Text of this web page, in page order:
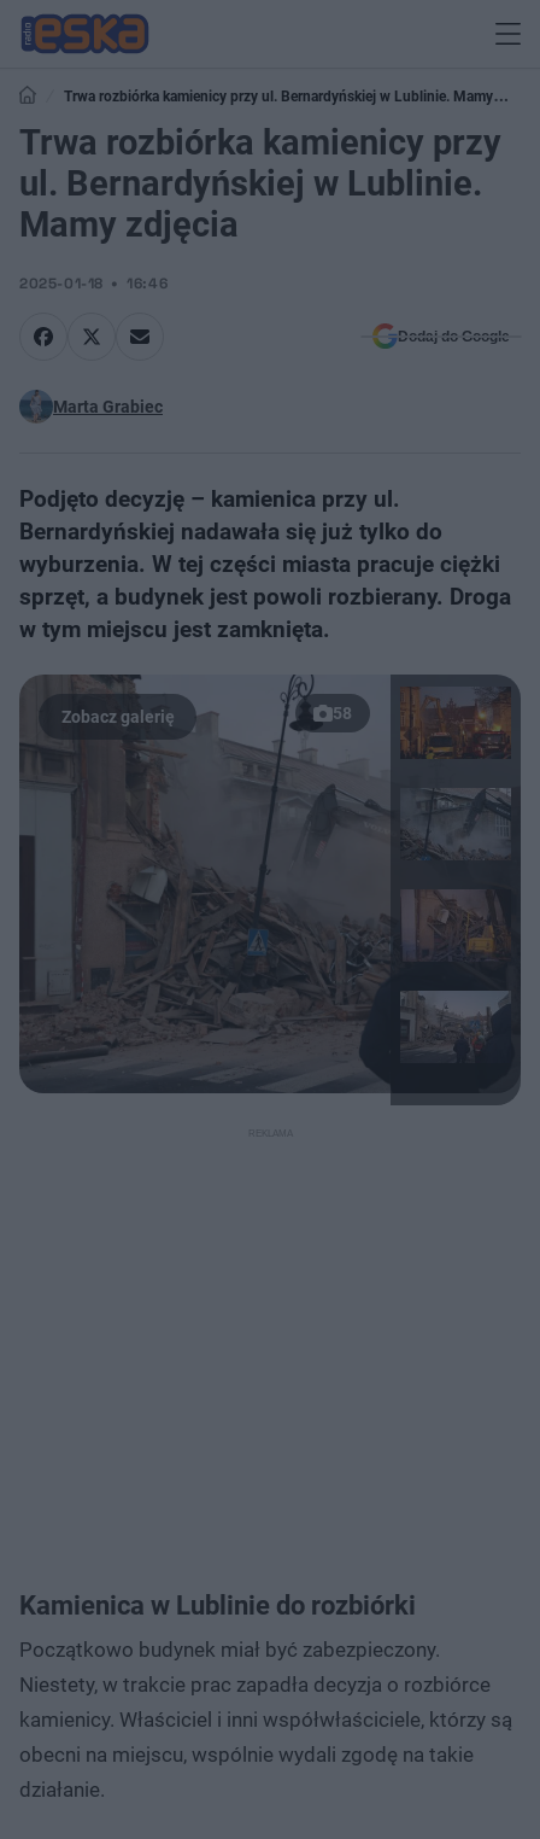
Trwa rozbiórka kamienicy przy ul. Bernardyńskiej w Lublinie. Mamy
zdjęcia
Trwa rozbiórka kamienicy przy
ul. Bernardyńskiej w Lublinie.
Mamy zdjęcia
2025-01-18 16:46
Dodaj do Google
Marta Grabiec
Podjęto decyzję – kamienica przy ul.
Bernardyńskiej nadawała się już tylko do
wyburzenia. W tej części miasta pracuje ciężki
sprzęt, a budynek jest powoli rozbierany. Droga
w tym miejscu jest zamknięta.
58
Kamienica w Lublinie do rozbiórki
Początkowo budynek miał być zabezpieczony.
Niestety, w trakcie prac zapadła decyzja o rozbiórce
kamienicy. Właściciel i inni współwłaściciele, którzy są
obecni na miejscu, wspólnie wydali zgodę na takie
działanie.